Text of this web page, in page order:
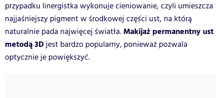
przypadku linergistka wykonuje cieniowanie, czyli umieszcza
najjaśniejszy pigment w środkowej części ust, na którą
naturalnie pada najwięcej światła.Makijaż permanentny ust
metodą 3Djest bardzo popularny, ponieważ pozwala
optycznie je powiększyć.